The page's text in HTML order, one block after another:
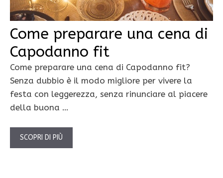
Come preparare una cena di
Capodanno fit
Come preparare una cena di Capodanno fit?
Senza dubbio è il modo migliore per vivere la
festa con leggerezza, senza rinunciare al piacere
della buona …
SCOPRI DI PIÙ